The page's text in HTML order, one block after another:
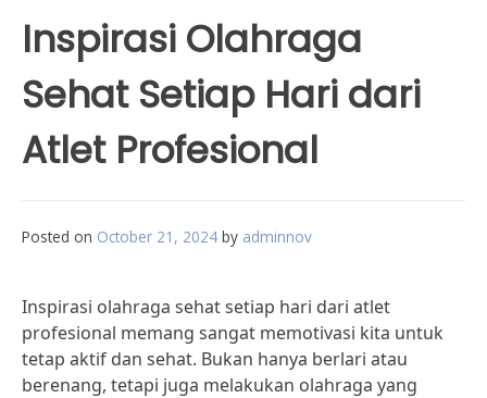
Inspirasi Olahraga
Sehat Setiap Hari dari
Atlet Profesional
Posted on October 21, 2024 by adminnov
Inspirasi olahraga sehat setiap hari dari atlet
profesional memang sangat memotivasi kita untuk
tetap aktif dan sehat. Bukan hanya berlari atau
berenang, tetapi juga melakukan olahraga yang